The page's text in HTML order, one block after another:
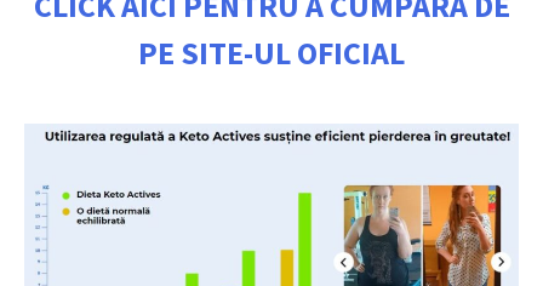
PE SITE-UL OFICIAL